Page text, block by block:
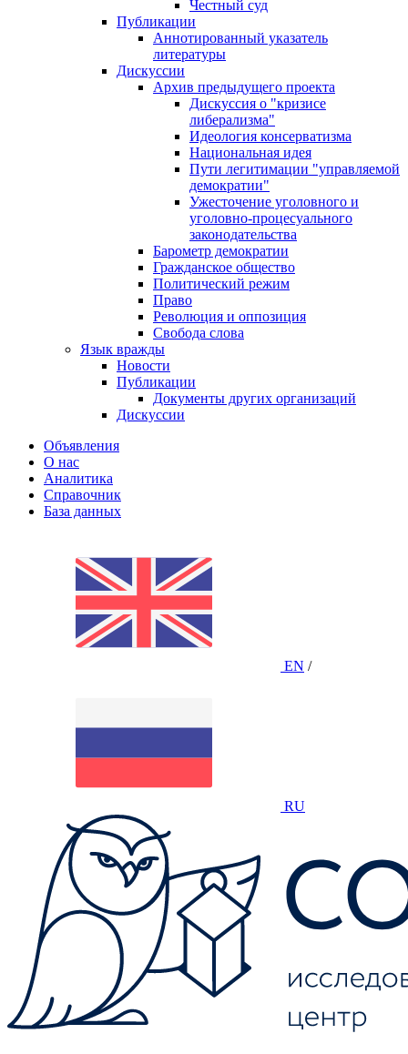
Честный суд
Публикации
Аннотированный указатель
литературы
Дискуссии
Архив предыдущего проекта
Дискуссия о "кризисе
либерализма"
Идеология консерватизма
Национальная идея
Пути легитимации "управляемой
демократии"
Ужесточение уголовного и
уголовно-процесуального
законодательства
Барометр демократии
Гражданское общество
Политический режим
Право
Революция и оппозиция
Свобода слова
Язык вражды
Новости
Публикации
Документы других организаций
Дискуссии
Объявления
О нас
Аналитика
Справочник
База данных
EN /
RU